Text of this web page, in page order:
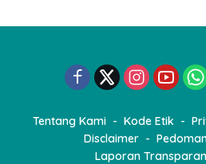
a
Tentang Kami Kode Etik
Disclaimer
Laporan